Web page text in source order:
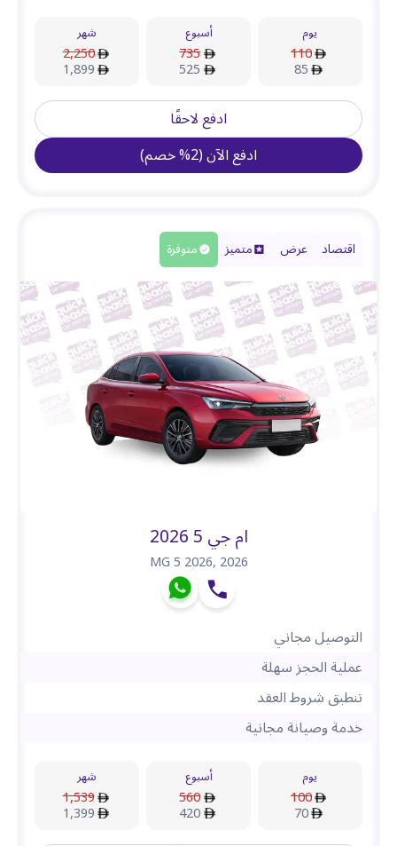
يوم
110
85
أسبوع
735
525
شهر
2,250
1,899
ادفع لاحقًا
ادفع الآن(
2
%خصم)
اقتصاد عرض متميز متوفرة
ام جي 5 2026
MG 5 2026,2026
التوصيل مجاني
عملية الحجز سهلة
تنطبق شروط العقد
خدمة وصيانة مجانية
يوم
100
70
أسبوع
560
420
شهر
1,539
1,399